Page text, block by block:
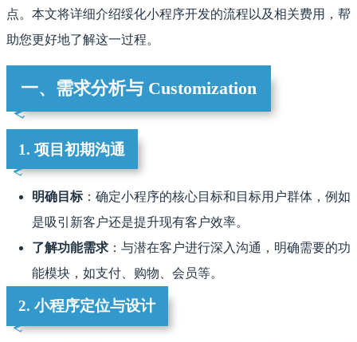
点。本文将详细介绍绥化小程序开发的流程以及相关费用，帮
助您更好地了解这一过程。
一、需求分析与 Customization
1. 项目初期沟通
明确目标：确定小程序的核心目标和目标用户群体，例如
是吸引新客户还是提升现有客户效率。
了解功能需求 ：与潜在客户进行深入沟通，明确需要的功
能模块，如支付、购物、会员等。
2. 小程序定位与设计